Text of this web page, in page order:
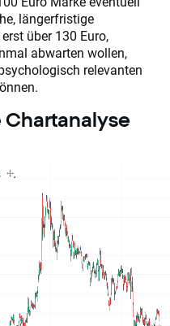
längerfristige
über 130 Euro,
abwarten wollen,
relevanten